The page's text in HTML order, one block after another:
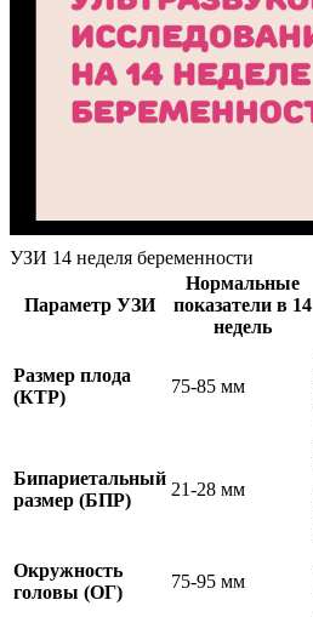
УЗИ 14 неделя беременности
Параметр УЗИ
Нормальные
показатели в 14
недель
Размер плода
(КТР)
75-85 мм
Бипариетальный
размер (БПР)
21-28 мм
Окружность
головы (ОГ)
75-95 мм